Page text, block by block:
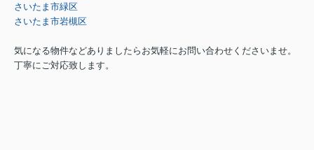
さいたま市緑区
さいたま市岩槻区
気になる物件などありましたらお気軽にお問い合わせくださいませ。
丁寧にご対応致します。